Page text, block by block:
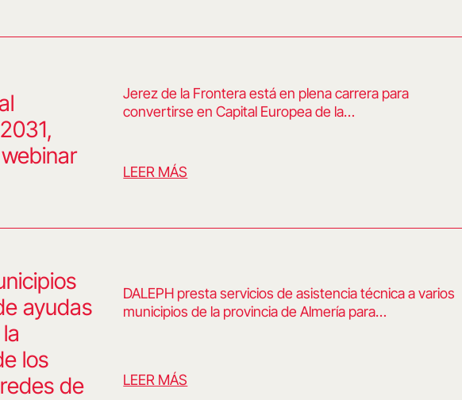
Jerez de la Frontera está en plena carrera para
convertirse en Capital Europea de la…
LEER MÁS
ayudas
los
de
DALEPH presta servicios de asistencia técnica a varios
municipios de la provincia de Almería para…
LEER MÁS